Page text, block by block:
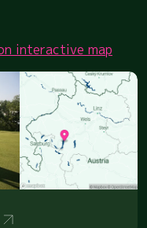
interactive map